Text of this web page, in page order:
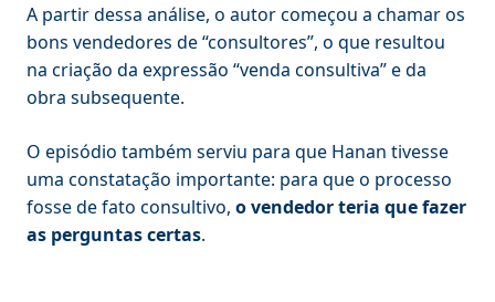
A partir dessa análise, o autor começou a chamar os
bons vendedores de “consultores”, o que resultou
na criação da expressão “venda consultiva” e da
obra subsequente.
O episódio também serviu para que Hanan tivesse
uma constatação importante: para que o processo
fosse de fato consultivo, o vendedor teria que fazer
as perguntas certas.